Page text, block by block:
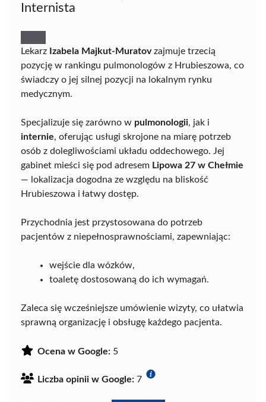
Internista
Lekarz Izabela Majkut-Muratovzajmuje trzecią
pozycję w rankingu pulmonologów z Hrubieszowa, co
świadczy o jej silnej pozycji na lokalnym rynku
medycznym.
Specjalizuje się zarówno w pulmonologii, jak i
internie, oferując usługi skrojone na miarę potrzeb
osób z dolegliwościami układu oddechowego. Jej
gabinet mieści się pod adresem Lipowa 27 w Chełmie
— lokalizacja dogodna ze względu na bliskość
Hrubieszowa i łatwy dostęp.
Przychodnia jest przystosowana do potrzeb
pacjentów z niepełnosprawnościami, zapewniając:
wejście dla wózków,
toaletę dostosowaną do ich wymagań.
Zaleca się wcześniejsze umówienie wizyty, co ułatwia
sprawną organizację i obsługę każdego pacjenta.
Ocena w Google: 5
Liczba opinii w Google: 7